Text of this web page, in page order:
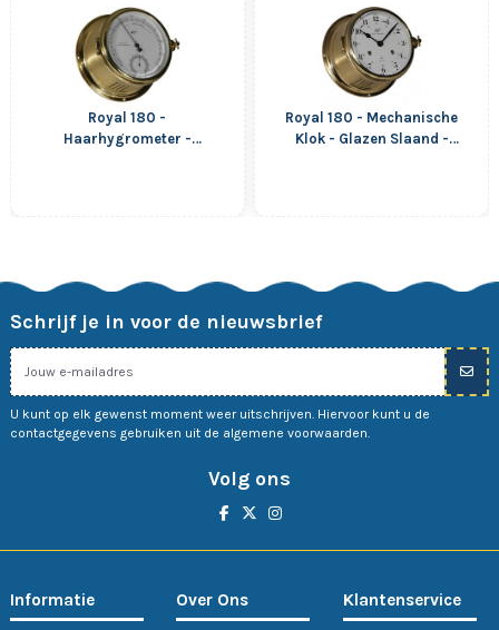
Royal 180 -
Haarhygrometer -
Royal 180 - Mechanische
Klok - Glazen Slaand -
Schrijf je in voor de nieuwsbrief
U kunt op elk gewenst moment weer uitschrijven. Hiervoor kunt u de
contactgegevens gebruiken uit de algemene voorwaarden.
Volg ons
Informatie Over Ons Klantenservice